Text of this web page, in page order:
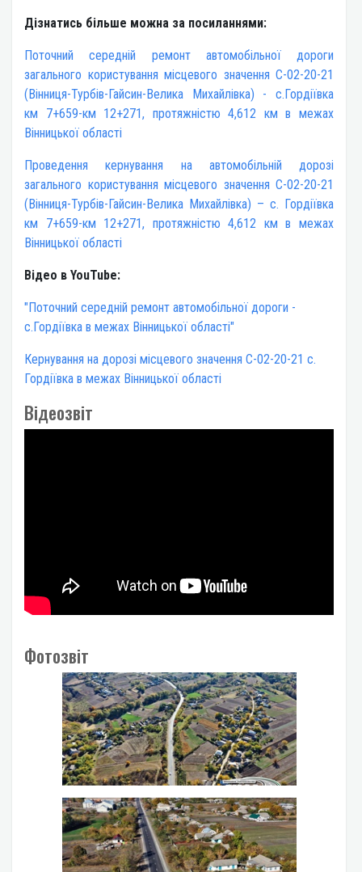
Дізнатись більше можна за посиланнями:
Поточний середній ремонт автомобільної дороги
загального користування місцевого значення С-02-20-21
(Вінниця-Турбів-Гайсин-Велика Михайлівка) - c.Гордіївка
км 7+659-км 12+271, протяжністю 4,612 км в межах
Вінницької області
Проведення кернування на автомобільній дорозі
загального користування місцевого значення С-02-20-21
(Вінниця-Турбів-Гайсин-Велика Михайлівка) – c. Гордіївка
км 7+659-км 12+271, протяжністю 4,612 км в межах
Вінницької області
Відео в YouTube:
"Поточний середній ремонт автомобільної дороги -
c.Гордіївка в межах Вінницької області"
Кернування на дорозі місцевого значення С-02-20-21 c.
Гордіївка в межах Вінницької області
Відеозвіт
Фотозвіт